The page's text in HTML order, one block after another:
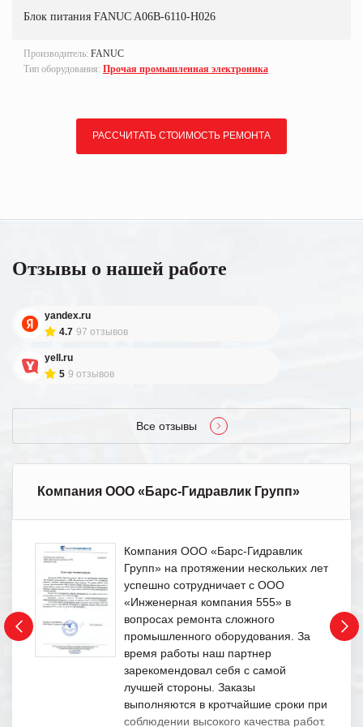
Блок питания FANUC A06B-6110-H026
Производитель: FANUC
Тип оборудования: Прочая промышленная электроника
РАССЧИТАТЬ СТОИМОСТЬ РЕМОНТА
Отзывы о нашей работе
yandex.ru
4.7 97 отзывов
yell.ru
5 9 отзывов
Все отзывы
Компания ООО «Барс-Гидравлик Групп»
Компания ООО «Барс-Гидравлик
Групп» на протяжении нескольких лет
успешно сотрудничает с ООО
«Инженерная компания 555» в
вопросах ремонта сложного
промышленного оборудования. За
время работы наш партнер
зарекомендовал себя с самой
лучшей стороны. Заказы
выполняются в кротчайшие сроки при
соблюдении высокого качества работ.